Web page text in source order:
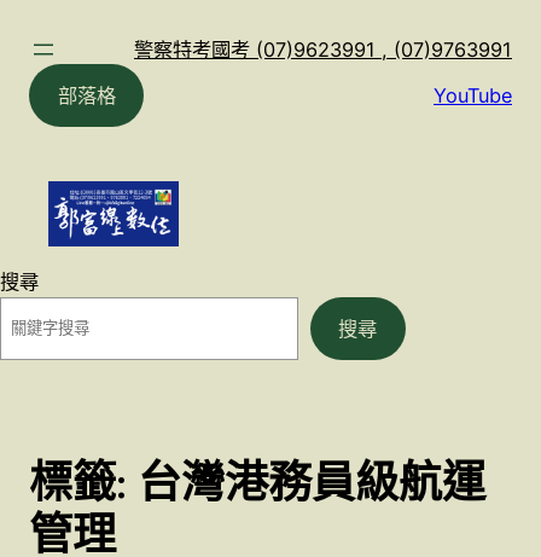
警察特考國考 (07)9623991 , (07)9763991
部落格
YouTube
搜尋
搜尋
標籤: 台灣港務員級航運
管理